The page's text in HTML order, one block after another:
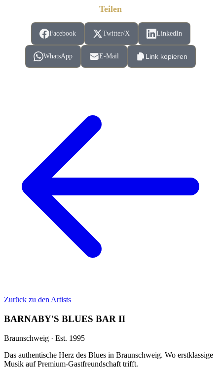
Teilen
Facebook Twitter/X LinkedIn
WhatsApp E-Mail Link kopieren
Zurück zu den Artists
BARNABY'S BLUES BAR II
Braunschweig · Est. 1995
Das authentische Herz des Blues in Braunschweig. Wo erstklassige
Musik auf Premium-Gastfreundschaft trifft.